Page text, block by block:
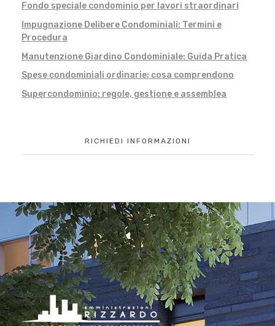
Fondo speciale condominio per lavori straordinari
Impugnazione Delibere Condominiali: Termini e
Procedura
Manutenzione Giardino Condominiale: Guida Pratica
Spese condominiali ordinarie: cosa comprendono
Supercondominio: regole, gestione e assemblea
RICHIEDI INFORMAZIONI